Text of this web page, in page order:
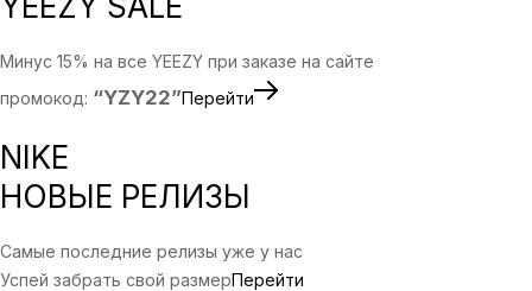
Минус 15% на все YEEZY при заказе на сайте
промокод: “YZY22”Перейти
NIKE
НОВЫЕ РЕЛИЗЫ
Самые последние релизы уже у нас
Успей забрать свой размерПерейти